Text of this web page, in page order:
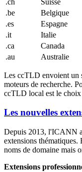
.be
Belgique
.es
Espagne
.it
Italie
.ca
Canada
.au
Australie
Les ccTLD envoient un
moteurs de recherche.
ccTLD local est le
Les nouvelles
Depuis 2013, l'ICANN
extensions thématiques.
noms de domaine mais
Extensions